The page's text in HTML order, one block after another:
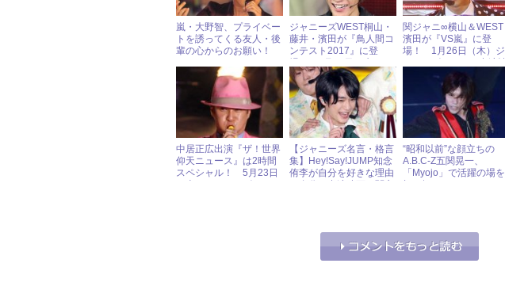
嵐・大野智、プライベー
トを誘ってくる友人・後
輩の心からのお願い！
ジャニーズWEST桐山・
藤井・濱田が『鳥人間コ
ンテスト2017』に登
ャニーズアイドル出演情
報
関ジャニ∞横山＆WEST
濱田が『VS嵐』に登
場！ 1月26日（木）ジ
中居正広出演『ザ！世界
仰天ニュース』は2時間
スペシャル！ 5月23日
【ジャニーズ名言・格言
集】Hey!Say!JUMP知念
侑李が自分を好きな理由
“昭和以前”な顔立ちの
A.B.C-Z五関晃一、
「Myojo」で活躍の場を